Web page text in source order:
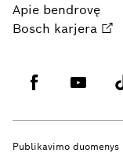
Apie bendrovę
Bosch karjera
Publikavimo duomenys